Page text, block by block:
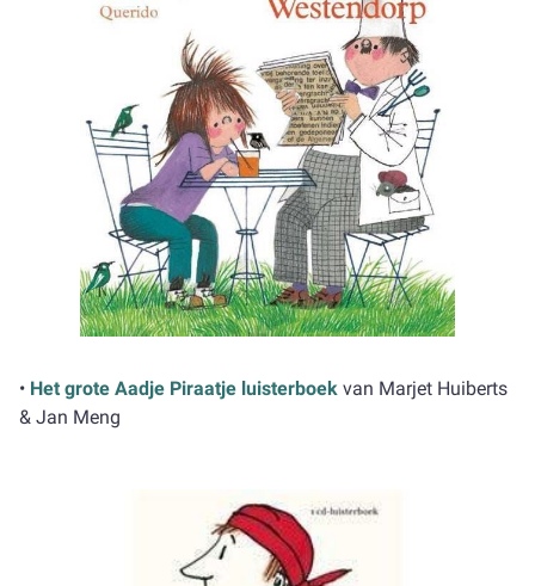
• Het grote Aadje Piraatje luisterboek van Marjet Huiberts
& Jan Meng